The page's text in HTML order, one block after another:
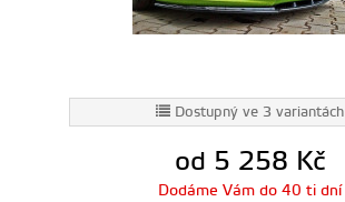
Dostupný ve 3 variantách
od 5 258 Kč
Dodáme Vám do 40 ti dní